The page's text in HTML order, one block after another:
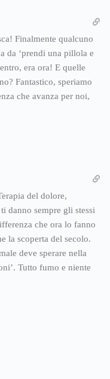
Finalmente qualcuno
da ‘prendi una pillola e
era ora! E quelle
Fantastico, speriamo
che avanza per noi,
del dolore,
danno sempre gli stessi
che ora lo fanno
la scoperta del secolo.
deve sperare nella
Tutto fumo e niente